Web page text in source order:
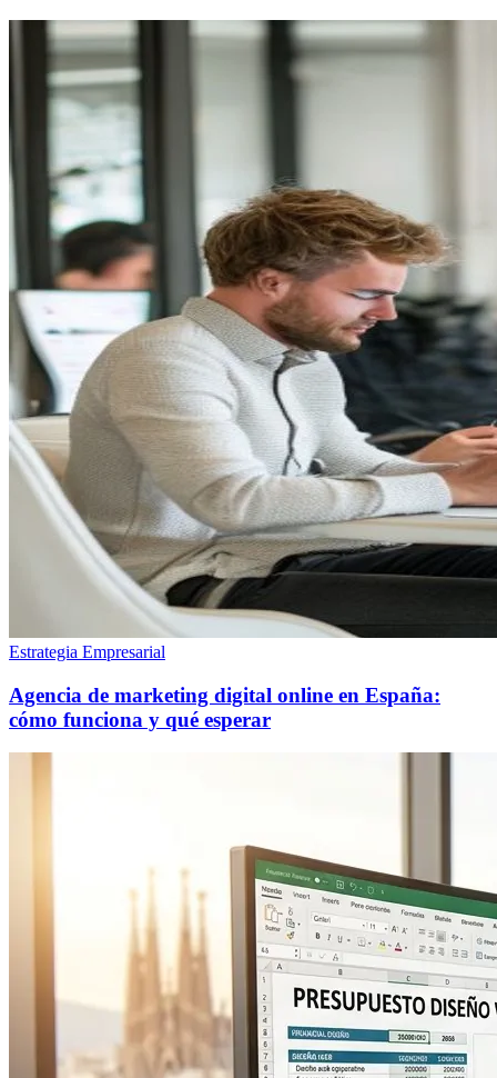
Estrategia Empresarial
Agencia de marketing digital online en España:
cómo funciona y qué esperar